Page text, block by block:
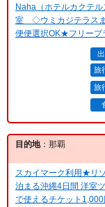
Naha（ホテルカクテ
室 ◇ウミカジテラス
便便選択OK★フリー
旅
旅
目的地：那覇
スカイマーク利用★リ
泊まる沖縄4日間 洋室
で使えるチケット